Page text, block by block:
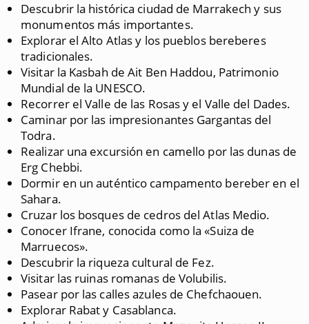
Descubrir la histórica ciudad de Marrakech y sus
monumentos más importantes.
Explorar el Alto Atlas y los pueblos bereberes
tradicionales.
Visitar la Kasbah de Ait Ben Haddou, Patrimonio
Mundial de la UNESCO.
Recorrer el Valle de las Rosas y el Valle del Dades.
Caminar por las impresionantes Gargantas del
Todra.
Realizar una excursión en camello por las dunas de
Erg Chebbi.
Dormir en un auténtico campamento bereber en el
Sahara.
Cruzar los bosques de cedros del Atlas Medio.
Conocer Ifrane, conocida como la «Suiza de
Marruecos».
Descubrir la riqueza cultural de Fez.
Visitar las ruinas romanas de Volubilis.
Pasear por las calles azules de Chefchaouen.
Explorar Rabat y Casablanca.